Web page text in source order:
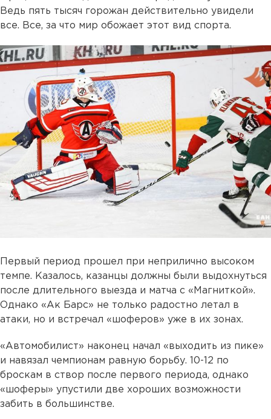
Ведь пять тысяч горожан действительно увидели
все. Все, за что мир обожает этот вид спорта.
Первый период прошел при неприлично высоком
темпе. Казалось, казанцы должны были выдохнуться
после длительного выезда и матча с «Магниткой».
Однако «Ак Барс» не только радостно летал в
атаки, но и встречал «шоферов» уже в их зонах.
«Автомобилист» наконец начал «выходить из пике»
и навязал чемпионам равную борьбу. 10-12 по
броскам в створ после первого периода, однако
«шоферы» упустили две хороших возможности
забить в большинстве.